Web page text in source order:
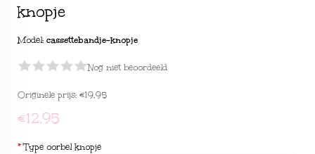
knopje
Model: cassettebandje-knopje
Nog niet beoordeeld
Originele prijs: €19,95
€12,95
*Type oorbel knopje